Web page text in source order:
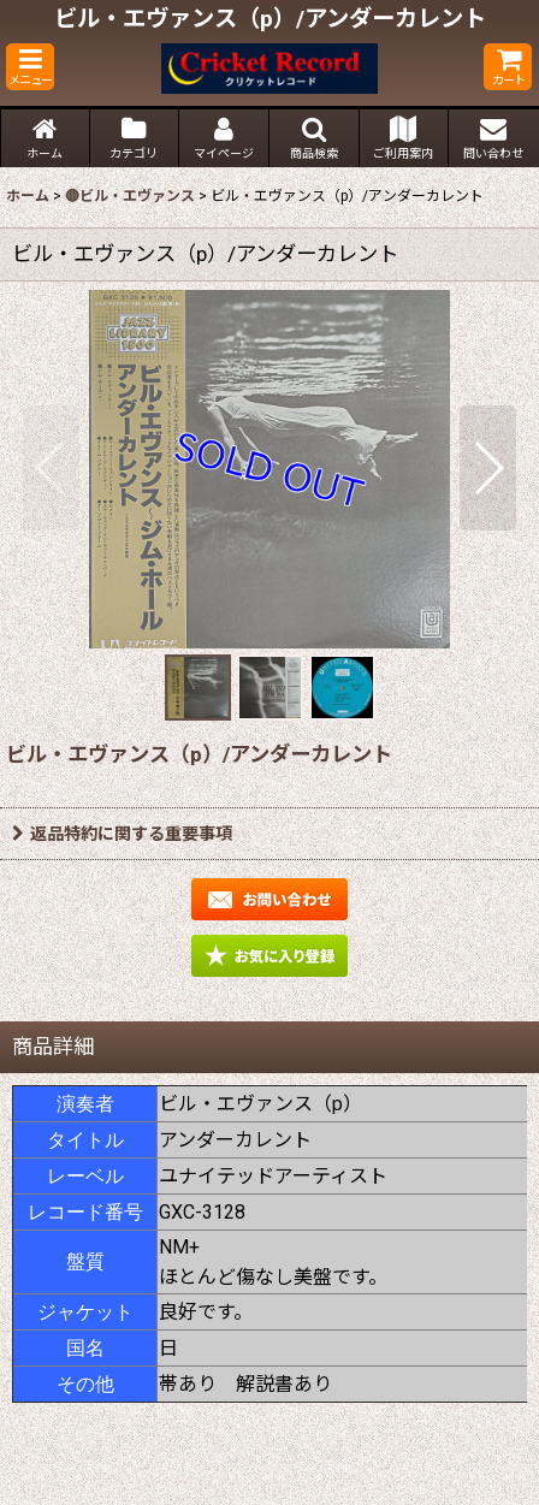
ビル・エヴァンス（p）/アンダーカレント
メニュー カート
ホーム カテゴリ マイページ 商品検索 ご利用案内 問い合わせ
ホーム > 🔴ビル・エヴァンス > ビル・エヴァンス（p）/アンダーカレント
ビル・エヴァンス（p）/アンダーカレント
ビル・エヴァンス（p）/アンダーカレント
返品特約に関する重要事項
商品詳細
演奏者 ビル・エヴァンス（p）
タイトル アンダーカレント
レーベル ユナイテッドアーティスト
レコード番号 GXC-3128
盤質
NM+
ほとんど傷なし美盤です。
ジャケット 良好です。
国名 日
その他 帯あり 解説書あり